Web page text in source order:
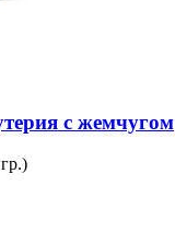
с жемчугом